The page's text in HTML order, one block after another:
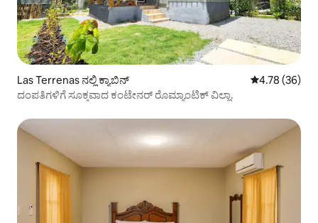
Las Terrenas ನಲ್ಲಿ ಕ್ಯಾಬಿನ್ 5 ರಲ್ಲಿ 4.78
4.78 (36)
ದಂಪತಿಗಳಿಗೆ ಸೂಕ್ತವಾದ ಕಂಟೇನರ್ ರೊಮ್ಯಾಂಟಿಕ್ ವಿಲ್ಲಾ.